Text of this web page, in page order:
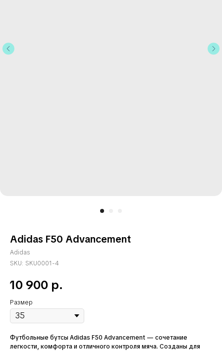
Adidas F50 Advancement
Adidas
SKU: SKU0001-4
10 900 р.
Размер
Футбольные бутсы Adidas F50 Advancement — сочетание
легкости, комфорта и отличного контроля мяча. Созданы для